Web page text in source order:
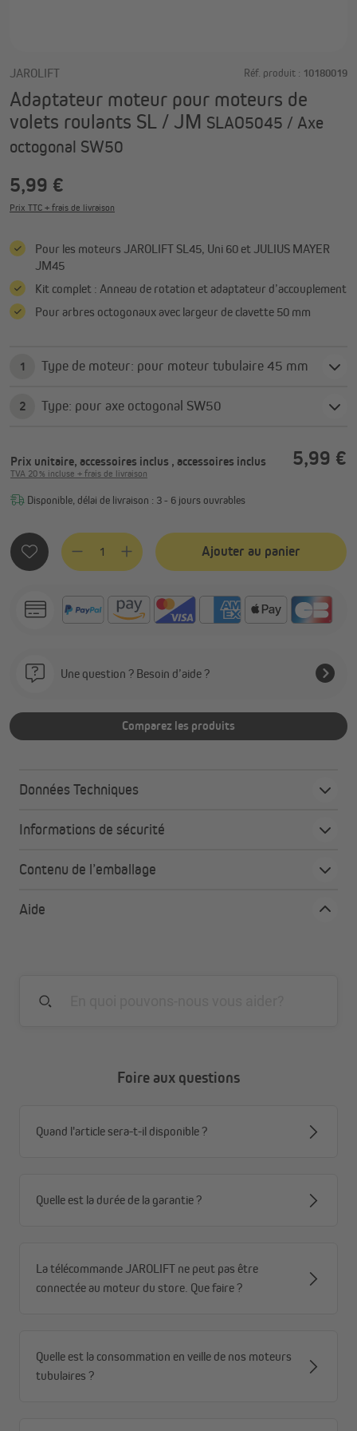
JAROLIFT Réf. produit : 10180019
Adaptateur moteur pour moteurs de
volets roulants SL / JM SLAO5045 / Axe
octogonal SW50
5,99 €
Prix TTC + frais de livraison
Pour les moteurs JAROLIFT SL45, Uni 60 et JULIUS MAYER
JM45
Kit complet : Anneau de rotation et adaptateur d’accouplement
Pour arbres octogonaux avec largeur de clavette 50 mm
1 Type de moteur: pour moteur tubulaire 45 mm
2 Type: pour axe octogonal SW50
Prix unitaire, accessoires inclus , accessoires inclus 5,99 €
TVA 20 % incluse + frais de livraison
Disponible, délai de livraison : 3 - 6 jours ouvrables
Quantité de produit : Entrez la quantité souhaitée ou
Ajouter au panier
Une question ? Besoin d’aide ?
Comparez les produits
Données Techniques
Informations de sécurité
Contenu de l’emballage
Aide
Foire aux questions
Quand l'article sera-t-il disponible ?
Quelle est la durée de la garantie ?
La télécommande JAROLIFT ne peut pas être
connectée au moteur du store. Que faire ?
Quelle est la consommation en veille de nos moteurs
tubulaires ?